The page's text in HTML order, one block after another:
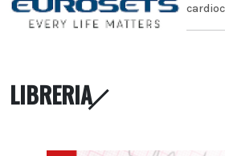
LIBRERIA